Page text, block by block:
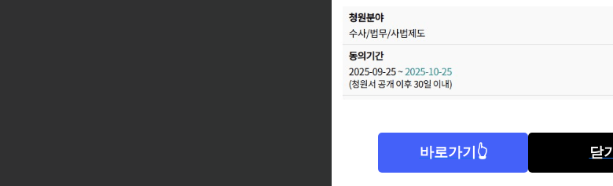
❌ 지역 주민 불편 및 환경 훼손
정책 추진 배경
✅관광산업 회복및 내수 활성화
바로가기👆 닫기